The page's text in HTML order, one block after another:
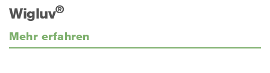
Wigluv®
Mehr erfahren